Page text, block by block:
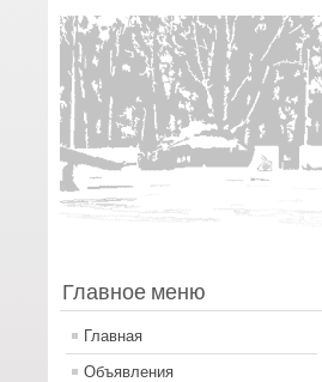
Главное меню
Главная
Объявления